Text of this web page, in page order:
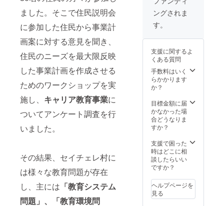
ました。そこで住民説明会
に参加した住民から事業計
画案に対する意見を聞き、
住民のニーズを最大限反映
した事業計画を作成させる
ためのワークショップを実
施し、 キャリア教育事業に
ついてアンケート調査を行
いました。
その結果、セイチェレ村に
は様々な教育問題が存在
し、主には 「教育システム
問題」、「教育環境問
ンダー
の柄は
メージ
です。
届いて
からの
お楽し
みで
メール
アドレ
メー
ViVID現
地の
ガーナ
人ス
タッフ
メッ
セージ
をお送
りいた
す。 ・
当団体
の各種
SNSな
援者様
のお名
前、イ
ングされま
す。
支援に関するよ
くある質問
手数料はいく
らかかります
か？
目標金額に届
かなかった場
合どうなりま
すか？
支援で困った
時はどこに相
談したらいい
ですか？
ヘルプページを
見る